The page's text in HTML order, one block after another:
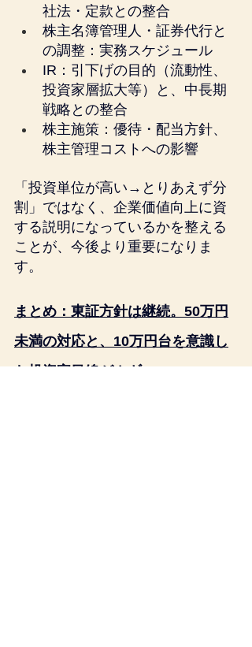
社法・定款との整合
株主名簿管理人・証券代行と
の調整：実務スケジュール
IR：引下げの目的（流動性、
投資家層拡大等）と、中長期
戦略との整合
株主施策：優待・配当方針、
株主管理コストへの影響
「投資単位が高い→とりあえず分
割」ではなく、企業価値向上に資
する説明になっているかを整える
ことが、今後より重要になりま
す。
まとめ：東証方針は継続。50万円
未満の対応と、10万円台を意識し
た投資家目線がカギ